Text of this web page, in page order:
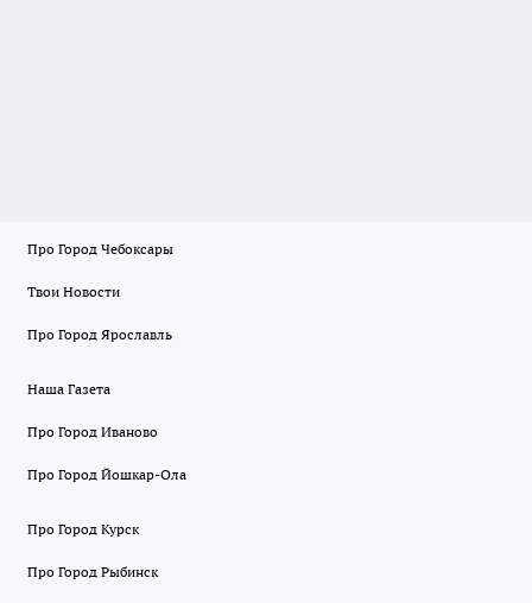
Про Город Чебоксары
Твои Новости
Про Город Ярославль
Наша Газета
Про Город Иваново
Про Город Йошкар-Ола
Про Город Курск
Про Город Рыбинск